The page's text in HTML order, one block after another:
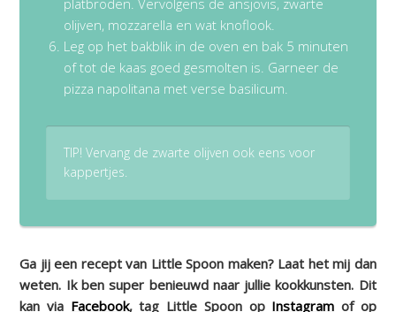
olijven, mozzarella en wat knoflook.
Leg op het bakblik in de oven en bak 5 minuten
of tot de kaas goed gesmolten is. Garneer de
pizza napolitana met verse basilicum.
TIP! Vervang de zwarte olijven ook eens voor
kappertjes.
Ga jij een recept van Little Spoon maken? Laat het mij dan
weten. Ik ben super benieuwd naar jullie kookkunsten. Dit
kan via Facebook, tag Little Spoon op Instagram of op